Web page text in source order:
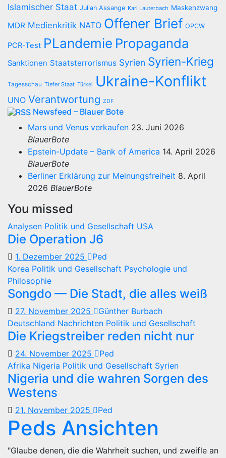
Islamischer Staat Julian Assange Karl Lauterbach Maskenzwang
MDR Medienkritik NATO Offener Brief OPCW
PCR-Test PLandemie Propaganda
Sanktionen Staatsterrorismus Syrien Syrien-Krieg
Tagesschau Tiefer Staat Türkei Ukraine-Konflikt
UNO Verantwortung ZDF
Newsfeed – Blauer Bote
Mars und Venus verkaufen 23. Juni 2026
BlauerBote
Epstein-Update – Bank of America 14. April 2026
BlauerBote
Berliner Erklärung zur Meinungsfreiheit 8. April
2026 BlauerBote
You missed
Analysen Politik und Gesellschaft USA
Die Operation J6
1. Dezember 2025
Ped
Korea Politik und Gesellschaft Psychologie und
Philosophie
Songdo — Die Stadt, die alles weiß
27. November 2025
Günther Burbach
Deutschland Nachrichten Politik und Gesellschaft
Die Kriegstreiber reden nicht nur
24. November 2025
Ped
Afrika Nigeria Politik und Gesellschaft Syrien
Nigeria und die wahren Sorgen des
Westens
21. November 2025 Ped
Peds Ansichten
"Glaube denen, die die Wahrheit suchen, und zweifle an